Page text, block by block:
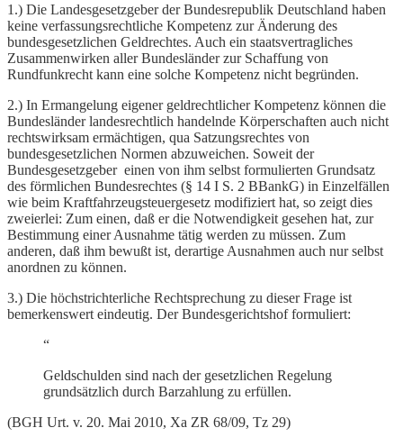
1.) Die Landesgesetzgeber der Bundesrepublik Deutschland haben
keine verfassungsrechtliche Kompetenz zur Änderung des
bundesgesetzlichen Geldrechtes. Auch ein staatsvertragliches
Zusammenwirken aller Bundesländer zur Schaffung von
Rundfunkrecht kann eine solche Kompetenz nicht begründen.
2.) In Ermangelung eigener geldrechtlicher Kompetenz können die
Bundesländer landesrechtlich handelnde Körperschaften auch nicht
rechtswirksam ermächtigen, qua Satzungsrechtes von
bundesgesetzlichen Normen abzuweichen. Soweit der
Bundesgesetzgeber einen von ihm selbst formulierten Grundsatz
des förmlichen Bundesrechtes (§ 14 I S. 2 BBankG) in Einzelfällen
wie beim Kraftfahrzeugsteuergesetz modifiziert hat, so zeigt dies
zweierlei: Zum einen, daß er die Notwendigkeit gesehen hat, zur
Bestimmung einer Ausnahme tätig werden zu müssen. Zum
anderen, daß ihm bewußt ist, derartige Ausnahmen auch nur selbst
anordnen zu können.
3.) Die höchstrichterliche Rechtsprechung zu dieser Frage ist
bemerkenswert eindeutig. Der Bundesgerichtshof formuliert:
“
Geldschulden sind nach der gesetzlichen Regelung
grundsätzlich durch Barzahlung zu erfüllen.
(BGH Urt. v. 20. Mai 2010, Xa ZR 68/09, Tz 29)